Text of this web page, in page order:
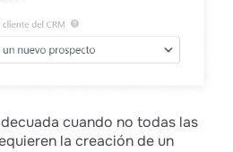
cuando no todas las
la creación de un